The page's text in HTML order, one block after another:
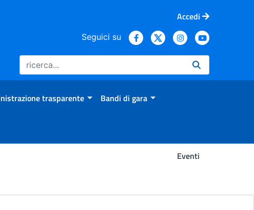
Accedi
Seguici su
trasparente Bandi di gara
Eventi